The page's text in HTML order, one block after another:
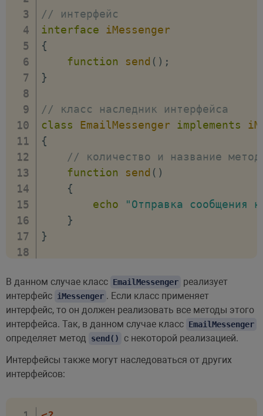
// интерфейс
interface
iMessenger
{
function
send ( ) ;
}
// класс наследник интерфейса
class
EmailMessenger implements
{
// количество и название
function
send ( )
{
echo
"Отправка сообщения
}
}
$outlook = new EmailMessenger
$outlook-> send ();
В данном случае класс EmailMessenger реализует
интерфейс iMessenger . Если класс применяет
интерфейс, то он должен реализовать все методы этого
интерфейса. Так, в данном случае класс EmailMessenger
определяет метод send()
с некоторой реализацией.
Интерфейсы также могут наследоваться от других
интерфейсов: